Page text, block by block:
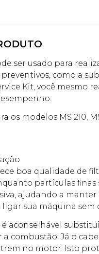
ser usado para
como a
Kit, você mesmo
os modelos MS
boa qualidade de
partículas
ajudando a
sua máquina sem
aconselhável
combustão. Já o
no motor. Isto